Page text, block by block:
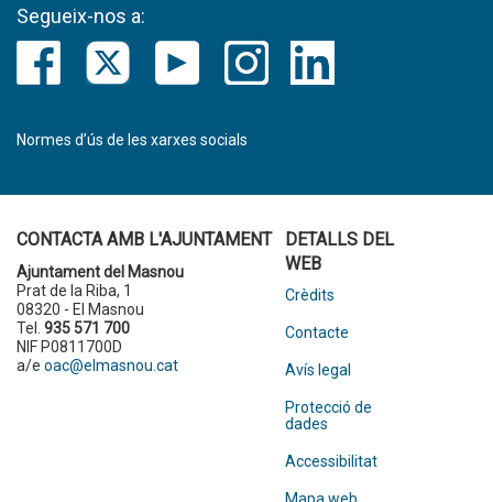
Segueix-nos a:
Normes d’ús de les xarxes socials
CONTACTA AMB L'AJUNTAMENT
Ajuntament del Masnou
Prat de la Riba, 1
08320 - El Masnou
Tel. 935 571 700
NIF P0811700D
a/e oac@elmasnou.cat
DETALLS DEL
WEB
Crèdits
Contacte
Avís legal
Protecció de
dades
Accessibilitat